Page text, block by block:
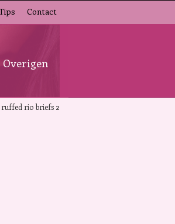
Contact
Overigen
rio briefs 2